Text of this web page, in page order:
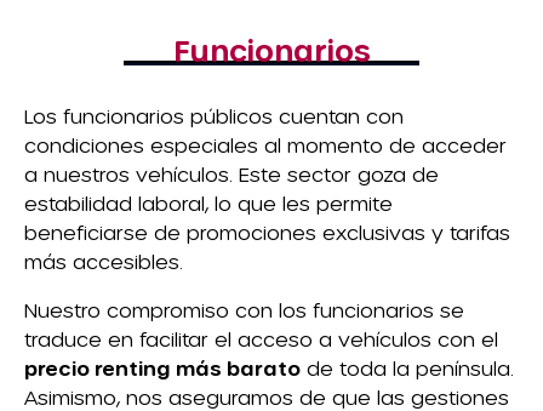
Funcionarios
Los funcionarios públicos cuentan con
condiciones especiales al momento de acceder
a nuestros vehículos. Este sector goza de
estabilidad laboral, lo que les permite
beneficiarse de promociones exclusivas y tarifas
más accesibles.
Nuestro compromiso con los funcionarios se
traduce en facilitar el acceso a vehículos con el
precio renting más barato de toda la península.
Asimismo, nos aseguramos de que las gestiones